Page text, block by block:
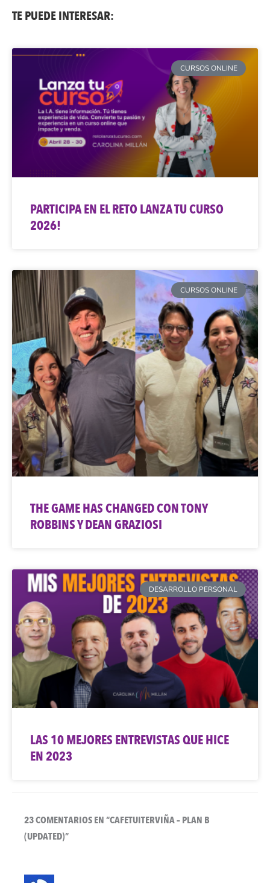
TE PUEDE INTERESAR:
CURSOS ONLINE
PARTICIPA EN EL RETO LANZA TU CURSO
2026!
CURSOS ONLINE
THE GAME HAS CHANGED CON TONY
ROBBINS Y DEAN GRAZIOSI
DESARROLLO PERSONAL
LAS 10 MEJORES ENTREVISTAS QUE HICE
EN 2023
23 COMENTARIOS EN “CAFETUITERVIÑA – PLAN B
(UPDATED)”